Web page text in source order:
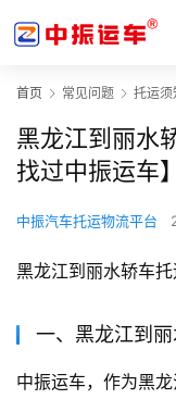
首页 常见问题 托运须
黑龙江到丽水
找过中振运车】
中振汽车托运物流平台
黑龙江到丽水轿车
一、黑龙江到
中振运车，作为黑